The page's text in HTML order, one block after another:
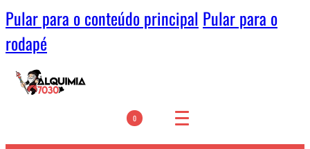
Pular para o conteúdo principal Pular para o
rodapé
0